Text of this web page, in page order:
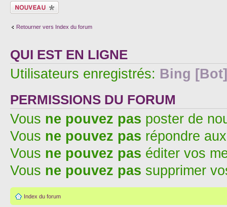
Écrire un nouveau
sujet
Retourner vers Index du forum
QUI EST EN LIGNE
Utilisateurs enregistrés: Bing [Bot]
PERMISSIONS DU FORUM
Vous ne pouvez pas poster de
Vous ne pouvez pas répondre
Vous ne pouvez pas éditer vos
Vous ne pouvez pas supprimer
Index du forum